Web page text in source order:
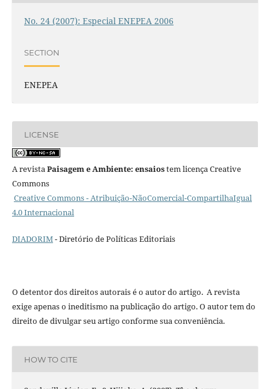
No. 24 (2007): Especial ENEPEA 2006
SECTION
ENEPEA
LICENSE
A revistaPaisagem e Ambiente: ensaiostem licença Creative
Commons
Creative Commons - Atribuição-NãoComercial-CompartilhaIgual
4.0 Internacional
DIADORIM- Diretório de Políticas Editoriais
O detentor dos direitos autorais é o autor do artigo. A revista
exige apenas o ineditismo na publicação do artigo. O autor tem do
direito de divulgar seu artigo conforme sua conveniência.
HOW TO CITE